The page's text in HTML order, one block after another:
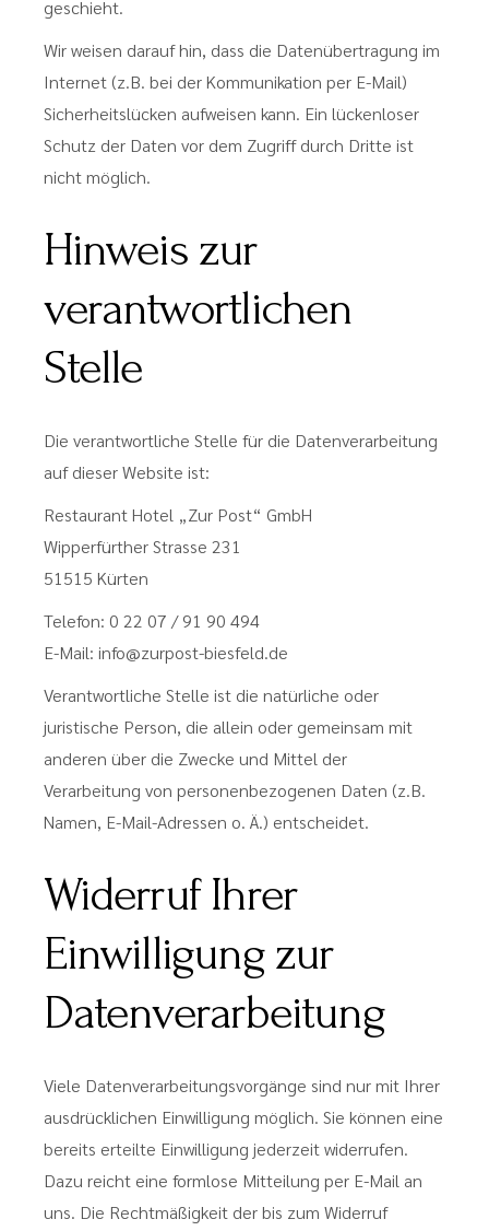
geschieht.
Wir weisen darauf hin, dass die Datenübertragung im
Internet (z.B. bei der Kommunikation per E-Mail)
Sicherheitslücken aufweisen kann. Ein lückenloser
Schutz der Daten vor dem Zugriff durch Dritte ist
nicht möglich.
Hinweis zur
verantwortlichen
Stelle
Die verantwortliche Stelle für die Datenverarbeitung
auf dieser Website ist:
Restaurant Hotel „Zur Post“ GmbH
Wipperfürther Strasse 231
51515 Kürten
Telefon: 0 22 07 / 91 90 494
E-Mail: info@zurpost-biesfeld.de
Verantwortliche Stelle ist die natürliche oder
juristische Person, die allein oder gemeinsam mit
anderen über die Zwecke und Mittel der
Verarbeitung von personenbezogenen Daten (z.B.
Namen, E-Mail-Adressen o. Ä.) entscheidet.
Widerruf Ihrer
Einwilligung zur
Datenverarbeitung
Viele Datenverarbeitungsvorgänge sind nur mit Ihrer
ausdrücklichen Einwilligung möglich. Sie können eine
bereits erteilte Einwilligung jederzeit widerrufen.
Dazu reicht eine formlose Mitteilung per E-Mail an
uns. Die Rechtmäßigkeit der bis zum Widerruf